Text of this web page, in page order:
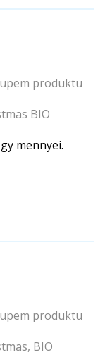
produktu
BIO
mennyei.
produktu
BIO